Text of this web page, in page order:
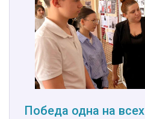
Победа одна на всех